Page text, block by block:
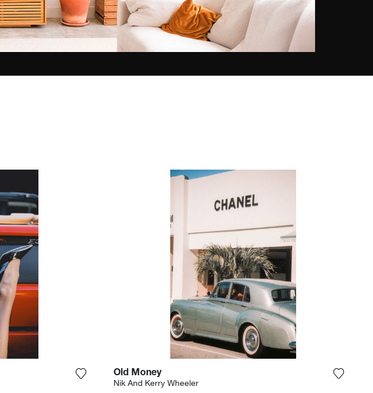
we graag zouden willen uitstellen.
Hun gezamenlijke werk,
tentoongesteld in YellowKorner,
viert een levenskunst, tussen
Voeg het product toe aan mijn verlanglijst
Old Money
Nik And Kerry Wheeler